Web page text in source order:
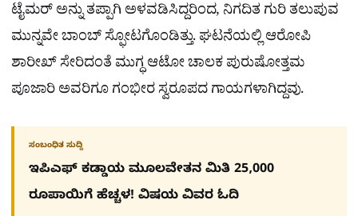
ಟೈಮರ್ ಅನ್ನು ತಪ್ಪಾಗಿ ಅಳವಡಿಸಿದ್ದರಿಂದ, ನಿಗದಿತ ಗುರಿ ತಲುಪುವ
ಮುನ್ನವೇ ಬಾಂಬ್ ಸ್ಫೋಟಗೊಂಡಿತ್ತು. ಘಟನೆಯಲ್ಲಿ ಆರೋಪಿ
ಶಾರೀಖ್ ಸೇರಿದಂತೆ ಮುಗ್ಧ ಆಟೋ ಚಾಲಕ ಪುರುಷೋತ್ತಮ
ಪೂಜಾರಿ ಅವರಿಗೂ ಗಂಭೀರ ಸ್ವರೂಪದ ಗಾಯಗಳಾಗಿದ್ದವು.
ಸಂಬಂಧಿತ ಸುದ್ದಿ
ಇಪಿಎಫ್ ಕಡ್ಡಾಯ ಮೂಲವೇತನ ಮಿತಿ 25,000
ರೂಪಾಯಿಗೆ ಹೆಚ್ಚಳ! ವಿಷಯ ವಿವರ ಓದಿ